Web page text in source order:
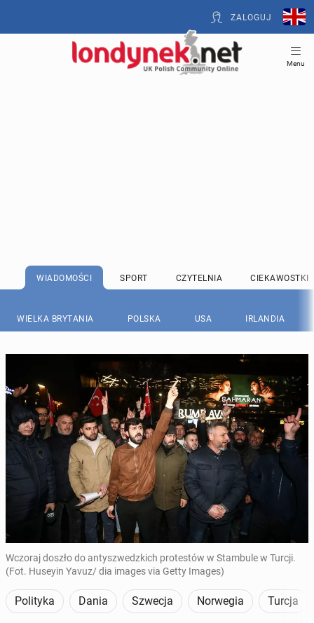
ZALOGUJ
Menu
WIADOMOŚCI SPORT CZYTELNIA CIEKAWOSTKI
WIELKA BRYTANIA POLSKA USA IRLANDIA
Wczoraj doszło do antyszwedzkich protestów w Stambule w Turcji.
(Fot. Huseyin Yavuz/ dia images via Getty Images)
Polityka Dania Szwecja Norwegia Turcja